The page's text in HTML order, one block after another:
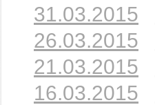
31.03.2015
26.03.2015
21.03.2015
16.03.2015